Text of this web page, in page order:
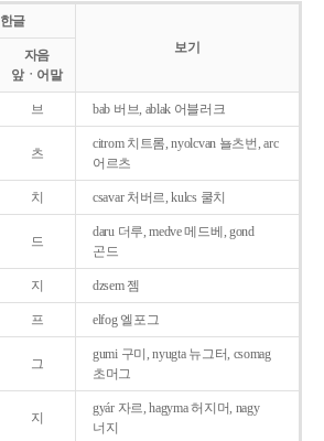
한글
보기
자음
앞ㆍ어말
브 bab 버브, ablak 어블러크
츠
citrom 치트롬, nyolcvan 뇰츠번, arc
어르츠
치 csavar 처버르, kulcs 쿨치
드
daru 더루, medve 메드베, gond
곤드
지 dzsem 젬
프 elfog 엘포그
그
gumi 구미, nyugta 뉴그터, csomag
초머그
지
gyár 자르, hagyma 허지머, nagy
너지